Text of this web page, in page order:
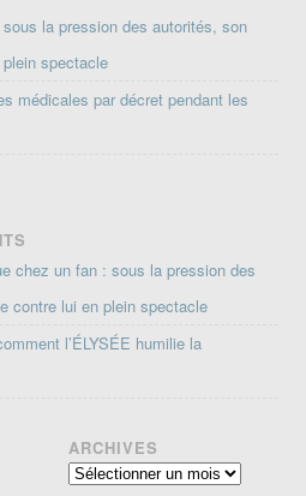
la pression des autorités, son
spectacle
médicales par décret pendant les
chez un fan : sous la pression des
contre lui en plein spectacle
l’ÉLYSÉE humilie la
ARCHIVES
Archives